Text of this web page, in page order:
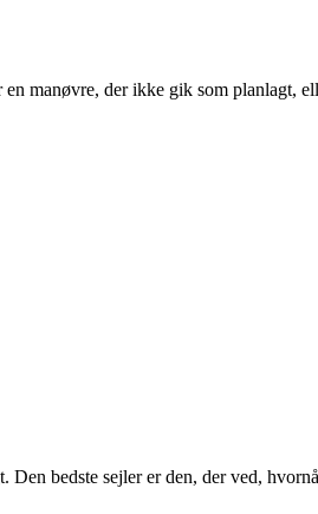
manøvre, der ikke gik som planlagt,
bedste sejler er den, der ved,